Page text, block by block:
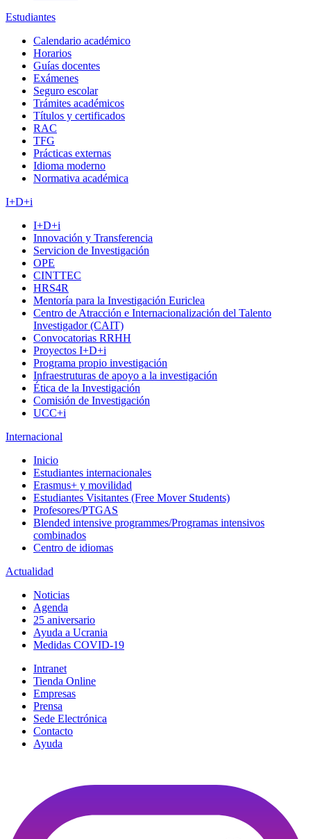
Estudiantes
Calendario académico
Horarios
Guías docentes
Exámenes
Seguro escolar
Trámites académicos
Títulos y certificados
RAC
TFG
Prácticas externas
Idioma moderno
Normativa académica
I+D+i
I+D+i
Innovación y Transferencia
Servicion de Investigación
OPE
CINTTEC
HRS4R
Mentoría para la Investigación Euriclea
Centro de Atracción e Internacionalización del Talento
Investigador (CAIT)
Convocatorias RRHH
Proyectos I+D+i
Programa propio investigación
Infraestruturas de apoyo a la investigación
Ética de la Investigación
Comisión de Investigación
UCC+i
Internacional
Inicio
Estudiantes internacionales
Erasmus+ y movilidad
Estudiantes Visitantes (Free Mover Students)
Profesores/PTGAS
Blended intensive programmes/Programas intensivos
combinados
Centro de idiomas
Actualidad
Noticias
Agenda
25 aniversario
Ayuda a Ucrania
Medidas COVID-19
Intranet
Tienda Online
Empresas
Prensa
Sede Electrónica
Contacto
Ayuda